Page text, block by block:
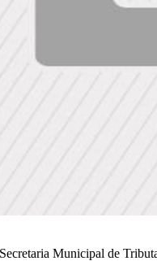
Municipal de